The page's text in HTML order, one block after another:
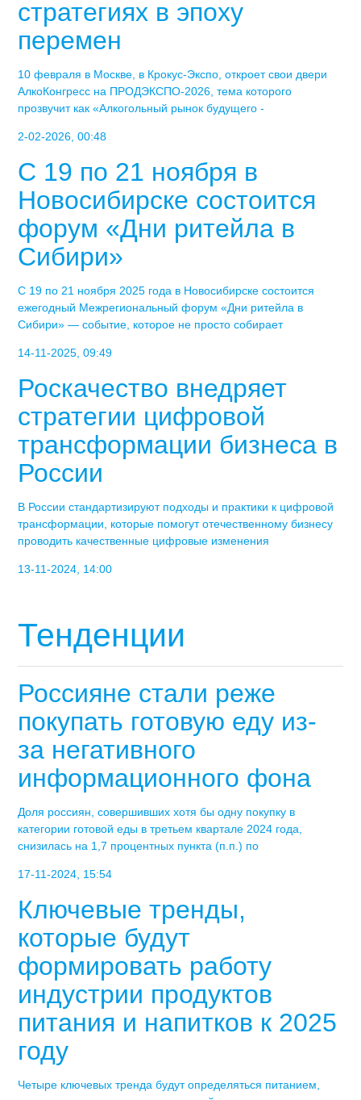
стратегиях в эпоху
перемен
10 февраля в Москве, в Крокус-Экспо, откроет свои двери
АлкоКонгресс на ПРОДЭКСПО-2026, тема которого
прозвучит как «Алкогольный рынок будущего -
2-02-2026, 00:48
С 19 по 21 ноября в
Новосибирске состоится
форум «Дни ритейла в
Сибири»
С 19 по 21 ноября 2025 года в Новосибирске состоится
ежегодный Межрегиональный форум «Дни ритейла в
Сибири» — событие, которое не просто собирает
14-11-2025, 09:49
Роскачество внедряет
стратегии цифровой
трансформации бизнеса в
России
В России стандартизируют подходы и практики к цифровой
трансформации, которые помогут отечественному бизнесу
проводить качественные цифровые изменения
13-11-2024, 14:00
Тенденции
Россияне стали реже
покупать готовую еду из-
за негативного
информационного фона
Доля россиян, совершивших хотя бы одну покупку в
категории готовой еды в третьем квартале 2024 года,
снизилась на 1,7 процентных пункта (п.п.) по
17-11-2024, 15:54
Ключевые тренды,
которые будут
формировать работу
индустрии продуктов
питания и напитков к 2025
году
Четыре ключевых тренда будут определяться питанием,